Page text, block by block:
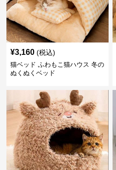
¥3,160 (税込)
猫ベッド ふわもこ猫ハウス 冬の
ぬくぬくベッド